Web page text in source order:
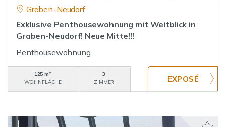
Graben-Neudorf
Exklusive Penthousewohnung mit Weitblick in
Graben-Neudorf! Neue Mitte!!!
Penthousewohnung
125 m²
WOHNFLÄCHE
3
ZIMMER